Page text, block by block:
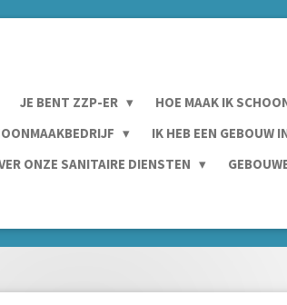
JE BENT ZZP-ER
HOE MAAK IK
IK HEB EEN GEBOUW
ONZE SANITAIRE DIENSTEN